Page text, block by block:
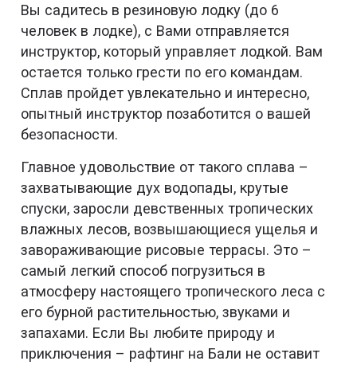
Вы садитесь в резиновую лодку (до 6
человек в лодке), с Вами отправляется
инструктор, который управляет лодкой. Вам
остается только грести по его командам.
Сплав пройдет увлекательно и интересно,
опытный инструктор позаботится о вашей
безопасности.
Главное удовольствие от такого сплава –
захватывающие дух водопады, крутые
спуски, заросли девственных тропических
влажных лесов, возвышающиеся ущелья и
завораживающие рисовые террасы. Это –
самый легкий способ погрузиться в
атмосферу настоящего тропического леса с
его бурной растительностью, звуками и
запахами. Если Вы любите природу и
приключения – рафтинг на Бали не оставит